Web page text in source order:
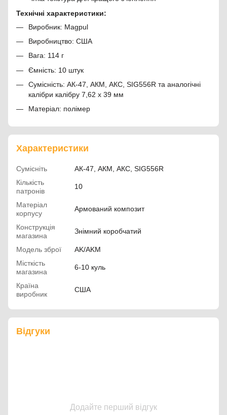
Технічні характеристики:
Виробник: Magpul
Виробництво: США
Вага: 114 г
Ємність: 10 штук
Сумісність: АК-47, АКМ, АКС, SIG556R та аналогічні
калібри калібру 7,62 x 39 мм
Матеріал: полімер
Характеристики
Сумісніть
АК-47, АКМ, АКС, SIG556R
Кількість
патронів
10
Матеріал
корпусу
Армований композит
Конструкція
магазина
Знімний коробчатий
Модель зброї
AK/AKM
Місткість
магазина
6-10 куль
Країна
виробник
США
Відгуки
Додайте перший відгук